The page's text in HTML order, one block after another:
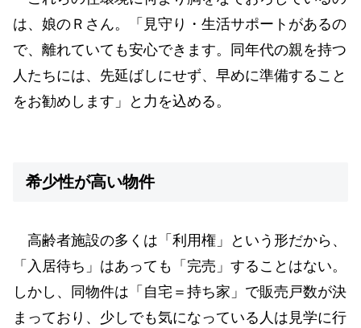
は、娘のＲさん。「見守り・生活サポートがあるの
で、離れていても安心できます。同年代の親を持つ
人たちには、先延ばしにせず、早めに準備すること
をお勧めします」と力を込める。
希少性が高い物件
高齢者施設の多くは「利用権」という形だから、
「入居待ち」はあっても「完売」することはない。
しかし、同物件は「自宅＝持ち家」で販売戸数が決
まっており、少しでも気になっている人は見学に行